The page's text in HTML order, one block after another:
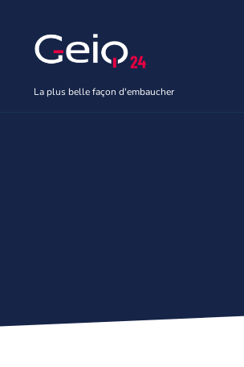
contenu
La plus belle façon d'embaucher